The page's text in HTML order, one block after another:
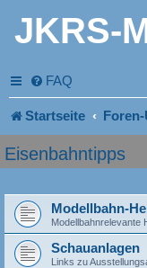
JKRS-
FAQ
Startseite
Eisenbahntipps
Modellbahn-
Modellbahnrelevante
Schauanlagen
Links zu